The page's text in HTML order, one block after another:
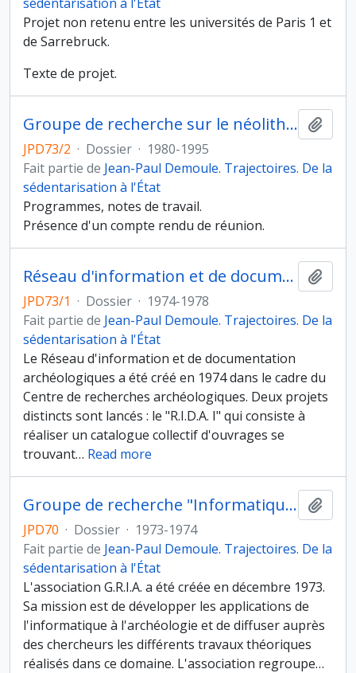
Projet non retenu entre les universités de Paris 1 et
de Sarrebruck.
Texte de projet.
Groupe de recherche sur le néolithique du Bassin parisien
JPD73/2 · Dossier · 1980-1995
Fait partie de Jean-Paul Demoule. Trajectoires. De la
sédentarisation à l'État
Programmes, notes de travail.
Présence d'un compte rendu de réunion.
Réseau d'information et de documentation archéologiques
JPD73/1 · Dossier · 1974-1978
Fait partie de Jean-Paul Demoule. Trajectoires. De la
sédentarisation à l'État
Le Réseau d'information et de documentation
archéologiques a été créé en 1974 dans le cadre du
Centre de recherches archéologiques. Deux projets
distincts sont lancés : le "R.I.D.A. I" qui consiste à
réaliser un catalogue collectif d'ouvrages se
trouvant… Read more
Groupe de recherche "Informatique et archéologie"
JPD70 · Dossier · 1973-1974
Fait partie de Jean-Paul Demoule. Trajectoires. De la
sédentarisation à l'État
L'association G.R.I.A. a été créée en décembre 1973.
Sa mission est de développer les applications de
l'informatique à l'archéologie et de diffuser auprès
des chercheurs les différents travaux théoriques
réalisés dans ce domaine. L'association regroupe…